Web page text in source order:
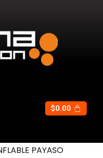
$0.00
PAYASO